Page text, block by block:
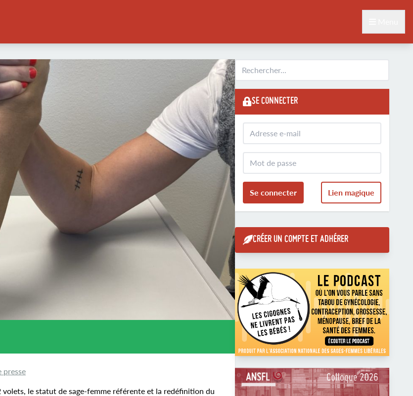
presse
le statut de sage-femme référente et la redéfinition du
SE CONNECTER
Se connecter Lien magique
CRÉER UN COMPTE ET ADHÉRER